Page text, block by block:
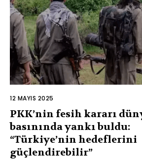
12 MAYIS 2025
PKK’nin fesih kararı
basınında yankı buldu:
“Türkiye’nin hedeflerini
güçlendirebilir”